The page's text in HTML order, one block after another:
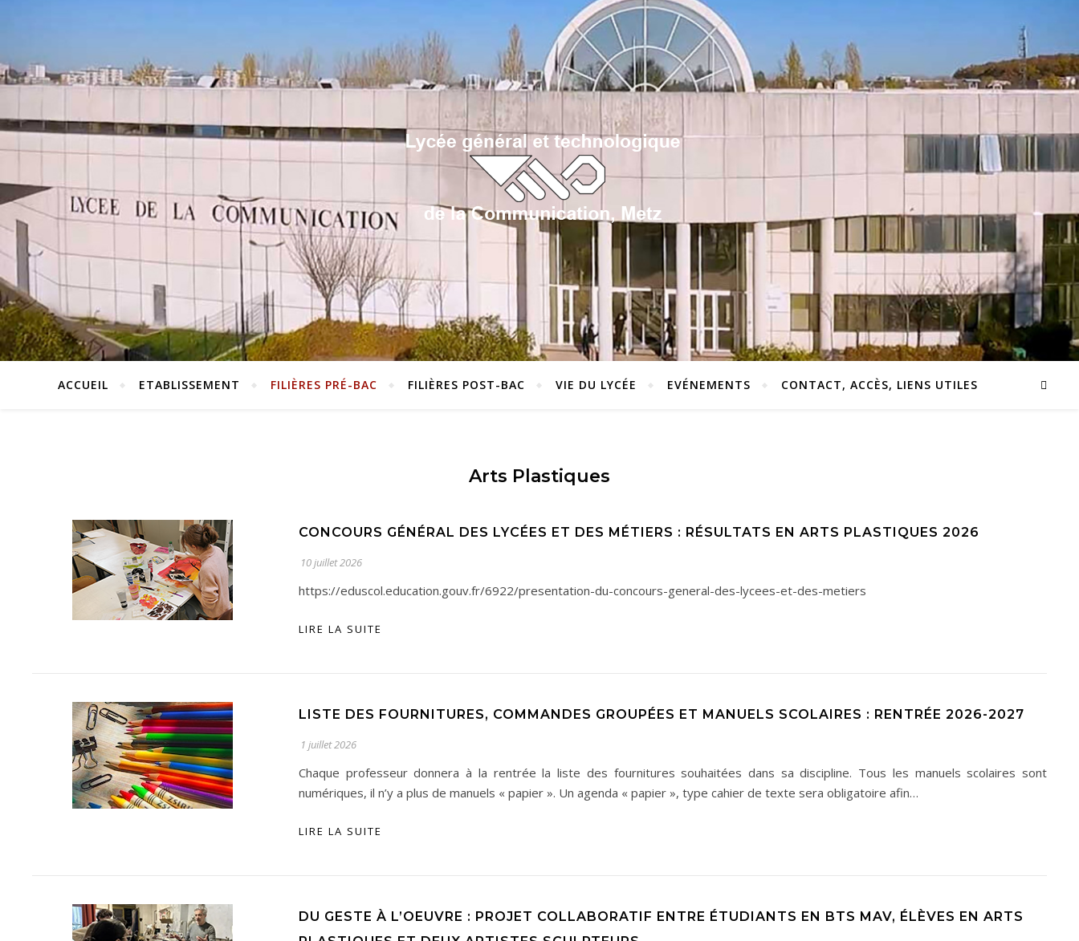
ACCUEIL ETABLISSEMENT FILIÈRES PRÉ-BAC FILIÈRES POST-BAC VIE DU LYCÉE EVÉNEMENTS CONTACT, ACCÈS, LIENS UTILES
Arts Plastiques
CONCOURS GÉNÉRAL DES LYCÉES ET DES MÉTIERS : RÉSULTATS EN ARTS PLASTIQUES 2026
10 juillet 2026
https://eduscol.education.gouv.fr/6922/presentation-du-concours-general-des-lycees-et-des-metiers
LIRE LA SUITE
LISTE DES FOURNITURES, COMMANDES GROUPÉES ET MANUELS SCOLAIRES : RENTRÉE 2026-2027
1 juillet 2026
Chaque professeur donnera à la rentrée la liste des fournitures souhaitées dans sa discipline. Tous les manuels scolaires sont
numériques, il n’y a plus de manuels « papier ». Un agenda « papier », type cahier de texte sera obligatoire afin…
LIRE LA SUITE
DU GESTE À L’OEUVRE : PROJET COLLABORATIF ENTRE ÉTUDIANTS EN BTS MAV, ÉLÈVES EN ARTS